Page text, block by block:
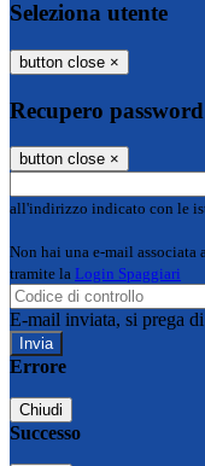
Seleziona utente
button close ×
Recupero password
button close ×
all'indirizzo indicato con le
Non hai una e-mail associata
tramite la Login Spaggiari
E-mail inviata, si prega
Errore
Chiudi
Successo